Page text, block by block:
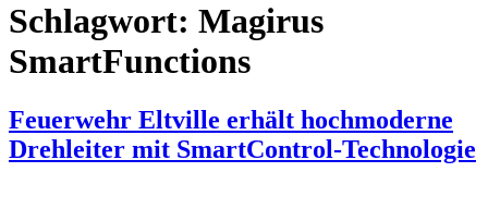
Schlagwort: Magirus
SmartFunctions
Feuerwehr Eltville erhält hochmoderne
Drehleiter mit SmartControl-Technologie